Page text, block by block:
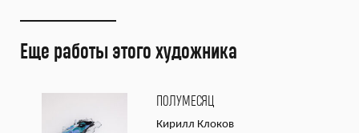
Еще работы этого художника
ПОЛУМЕСЯЦ
Кирилл Клоков